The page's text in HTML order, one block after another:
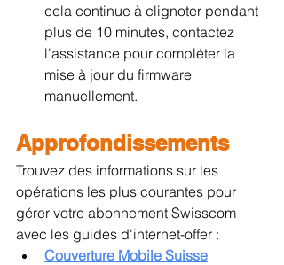
cela continue à clignoter pendant
plus de 10 minutes, contactez
l'assistance pour compléter la
mise à jour du firmware
manuellement.
Approfondissements
Trouvez des informations sur les
opérations les plus courantes pour
gérer votre abonnement Swisscom
avec les guides d'internet-offer :
Couverture Mobile Suisse